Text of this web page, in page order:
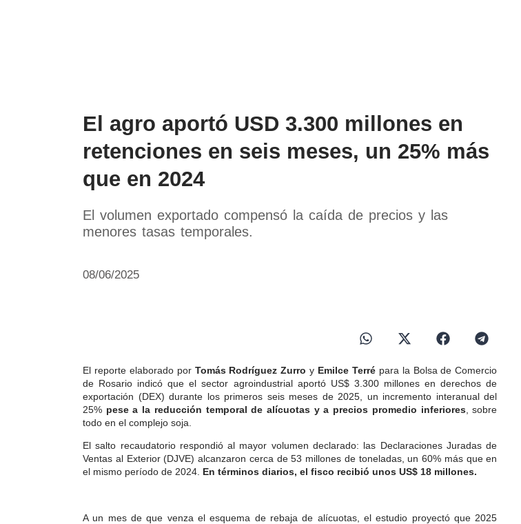
El agro aportó USD 3.300 millones en
retenciones en seis meses, un 25% más
que en 2024
El volumen exportado compensó la caída de precios y las
menores tasas temporales.
08/06/2025
El reporte elaborado por Tomás Rodríguez Zurroy Emilce Terré para la Bolsa de Comercio
de Rosario indicó queel sector agroindustrial aportó US$ 3.300 millones en derechos de
exportación (DEX) durante los primeros seis meses de 2025 , un incremento interanual del
25% pese a la reducción temporal de alícuotas y a precios promedio inferiores, sobre
todo en el complejo soja.
El salto recaudatorio respondió al mayor volumen declarado: las Declaraciones Juradas de
Ventas al Exterior (DJVE) alcanzaron cerca de 53 millones de toneladas, un 60% más que en
el mismo período de 2024. En términos diarios, el fisco recibió unos US$ 18 millones.
A un mes de que venza el esquema de rebaja de alícuotas, el estudio proyectó que 2025